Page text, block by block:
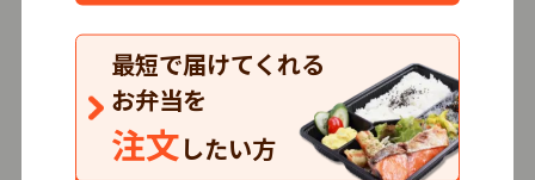
最短で届けてくれる
お弁当を
注文したい方
500円以下
501～750円
751円以上
最短お届け日